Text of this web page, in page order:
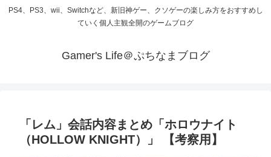
PS4、PS3、wii、Switchなど、新旧神ゲー、クソゲーの楽しみ方をおすすめし
ていく個人主観全開のゲームブログ
Gamer's Life＠ぷちなまブログ
「レム」会話内容まとめ「ホロウナイト
（HOLLOW KNIGHT）」 【考察用】